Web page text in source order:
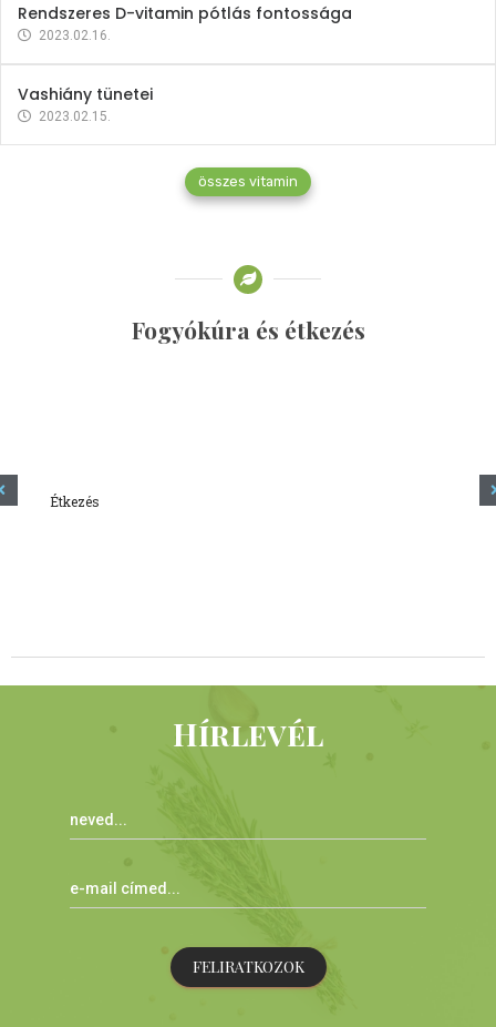
Rendszeres D-vitamin pótlás fontossága
2023.02.16.
Vashiány tünetei
2023.02.15.
összes vitamin
Fogyókúra és étkezés
Étkezés
Hírlevél
FELIRATKOZOK